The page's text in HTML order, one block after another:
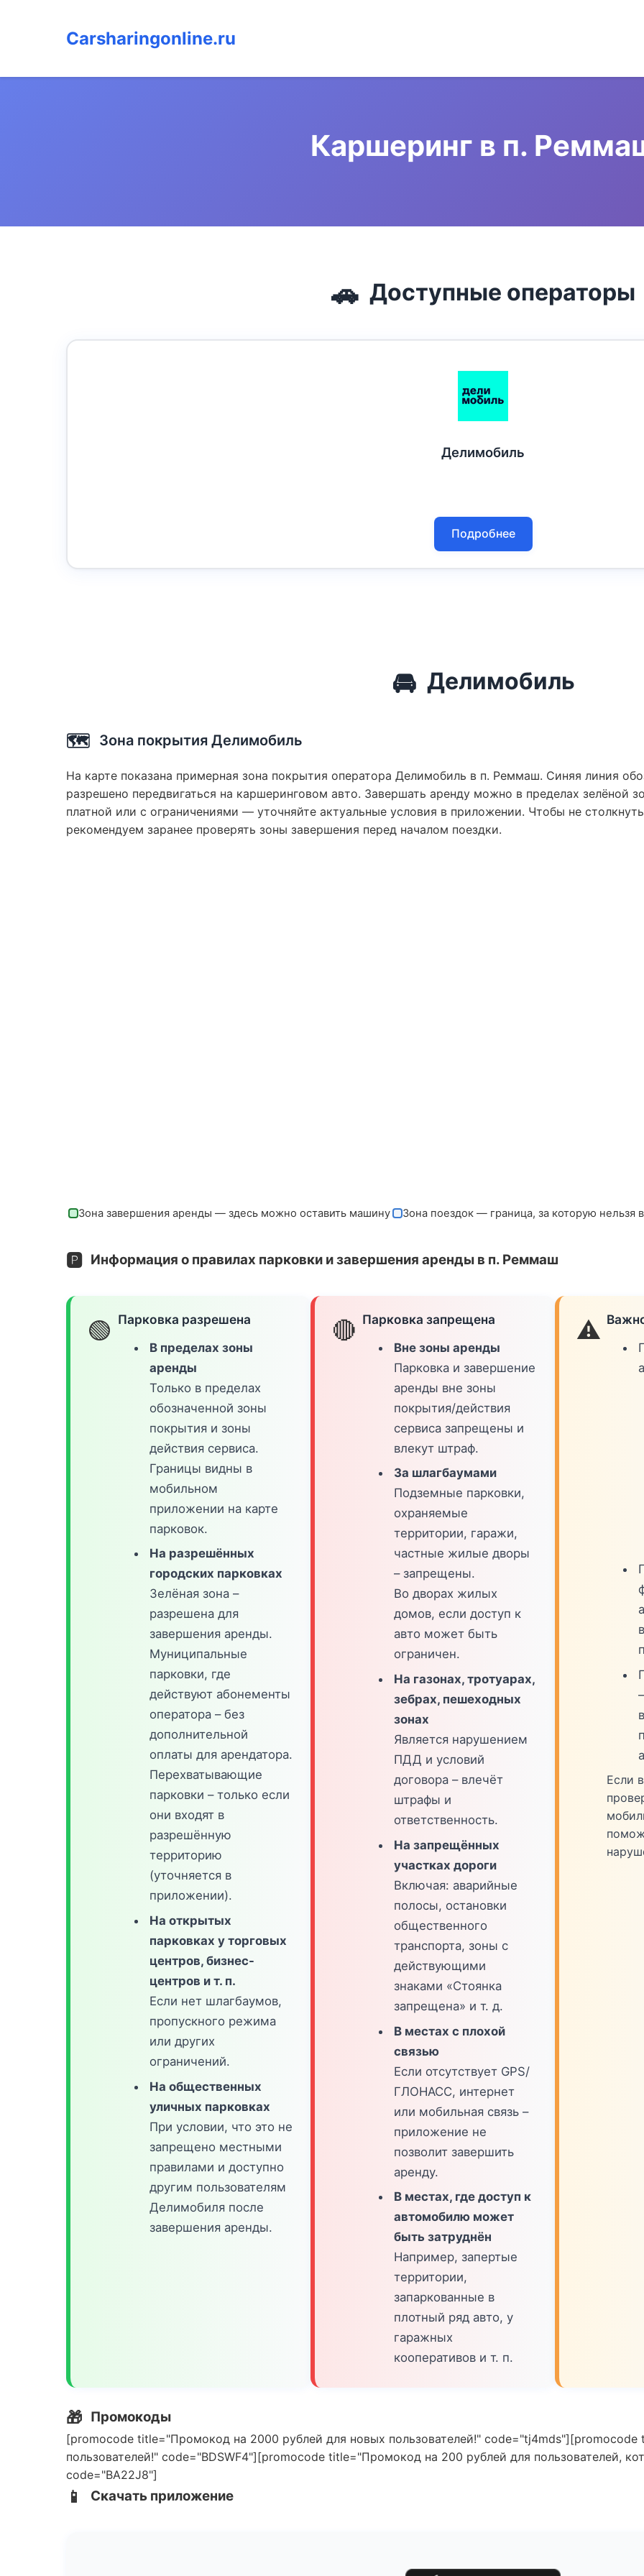
Carsharingonline.ru
Каршеринг в п.
🚗 Доступные операторы
Делимобиль
Подробнее
🚘 Делимобиль
🗺️ Зона покрытия Делимобиль
На карте показана примерная зона покрытия оператора Делимобиль в п. Реммаш. Синяя линия
разрешено передвигаться на каршеринговом авто. Завершать аренду можно в пределах зелёной
платной или с ограничениями — уточняйте актуальные условия в приложении. Чтобы не
рекомендуем заранее проверять зоны завершения перед началом поездки.
Зона завершения аренды — здесь можно оставить машину Зона поездок — граница, за которую нельзя
🅿️ Информация о правилах парковки и завершения аренды в п. Реммаш
🟢 Парковка разрешена
В пределах зоны
аренды
Только в пределах
обозначенной зоны
покрытия и зоны
действия сервиса.
Границы видны в
мобильном
приложении на карте
парковок.
На разрешённых
городских парковках
Зелёная зона –
разрешена для
завершения аренды.
Муниципальные
парковки, где
действуют абонементы
оператора – без
дополнительной
оплаты для арендатора.
Перехватывающие
парковки – только если
они входят в
разрешённую
территорию
(уточняется в
приложении).
На открытых
парковках у торговых
центров, бизнес-
центров и т. п.
Если нет шлагбаумов,
пропускного режима
или других
ограничений.
На общественных
уличных парковках
При условии, что это не
запрещено местными
правилами и доступно
другим пользователям
Делимобиля после
завершения аренды.
🔴 Парковка запрещена
Вне зоны аренды
Парковка и завершение
аренды вне зоны
покрытия/действия
сервиса запрещены и
влекут штраф.
За шлагбаумами
Подземные парковки,
охраняемые
территории, гаражи,
частные жилые дворы
– запрещены.
Во дворах жилых
домов, если доступ к
авто может быть
ограничен.
На газонах, тротуарах,
зебрах, пешеходных
зонах
Является нарушением
ПДД и условий
договора – влечёт
штрафы и
ответственность.
На запрещённых
участках дороги
Включая: аварийные
полосы, остановки
общественного
транспорта, зоны с
действующими
знаками «Стоянка
запрещена» и т. д.
В местах с плохой
связью
Если отсутствует GPS/
ГЛОНАСС, интернет
или мобильная связь –
приложение не
позволит завершить
аренду.
В местах, где доступ к
автомобилю может
быть затруднён
Например, запертые
территории,
запаркованные в
плотный ряд авто, у
гаражных
кооперативов и т. п.
⚠️
Если
🎁 Промокоды
[promocode title="Промокод на 2000 рублей для новых пользователей!"
пользователей!" code="BDSWF4"][promocode title="Промокод на 200 рублей для пользователей,
code="BA22J8"]
📱 Скачать приложение